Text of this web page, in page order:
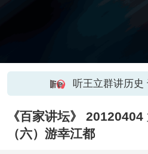
听王立群讲历史
《百家讲坛》
（六）游幸江都